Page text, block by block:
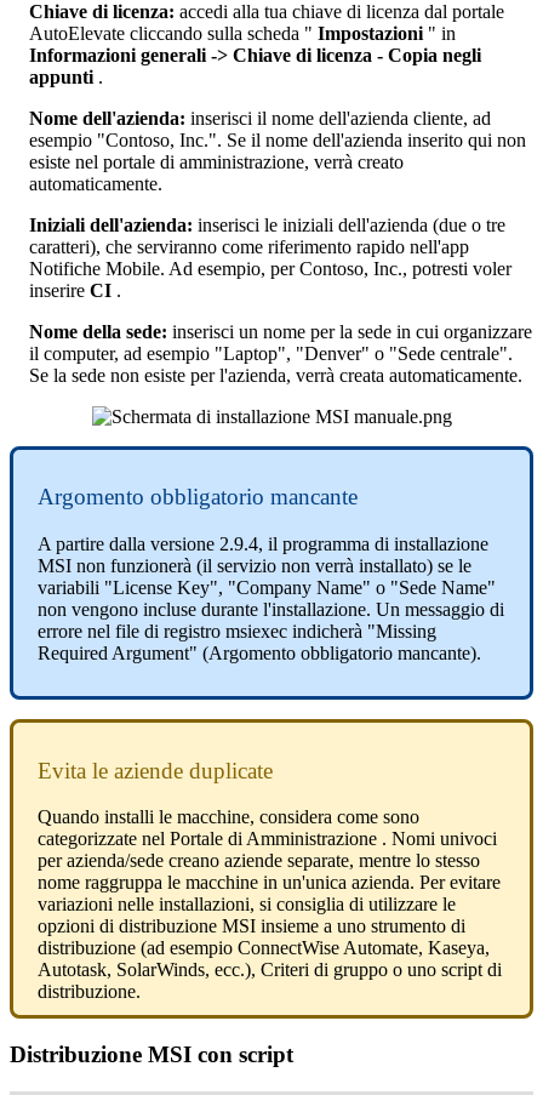
Chiave di licenza: accedi alla tua chiave di licenza dal portale
AutoElevate cliccando sulla scheda " Impostazioni " in
Informazioni generali -> Chiave di licenza - Copia negli
appunti .
Nome dell'azienda: inserisci il nome dell'azienda cliente, ad
esempio "Contoso, Inc.". Se il nome dell'azienda inserito qui non
esiste nel portale di amministrazione, verrà creato
automaticamente.
Iniziali dell'azienda: inserisci le iniziali dell'azienda (due o tre
caratteri), che serviranno come riferimento rapido nell'app
Notifiche Mobile. Ad esempio, per Contoso, Inc., potresti voler
inserire CI .
Nome della sede: inserisci un nome per la sede in cui organizzare
il computer, ad esempio "Laptop", "Denver" o "Sede centrale".
Se la sede non esiste per l'azienda, verrà creata automaticamente.
Argomento obbligatorio mancante
A partire dalla versione 2.9.4, il programma di installazione
MSI non funzionerà (il servizio non verrà installato) se le
variabili "License Key", "Company Name" o "Sede Name"
non vengono incluse durante l'installazione. Un messaggio di
errore nel file di registro msiexec indicherà "Missing
Required Argument" (Argomento obbligatorio mancante).
Evita le aziende duplicate
Quando installi le macchine, considera come sono
categorizzate nel Portale diAmministrazione . Nomi univoci
per azienda/sede creano aziende separate, mentre lo stesso
nome raggruppa le macchine in un'unica azienda. Per evitare
variazioni nelle installazioni, si consiglia di utilizzare le
opzioni di distribuzione MSI insieme a uno strumento di
distribuzione (ad esempio ConnectWiseAutomate, Kaseya,
Autotask, SolarWinds, ecc.), Criteri di gruppo o uno script di
distribuzione.
Distribuzione MSI con script